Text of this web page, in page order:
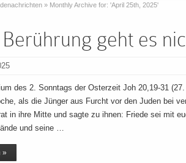
» Monthly Archive for: 'April 25th, 2025'
geht es
des 2. Sonntags der Osterzeit Joh 20,19-31
als die Jünger aus Furcht vor den Juden bei
in ihre Mitte und sagte zu ihnen: Friede sei mit
und seine …
»